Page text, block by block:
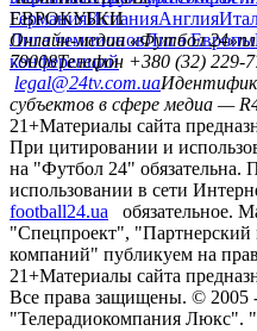
ГерманияИспанияАнглия
ЕВРОКУБКИ
Лига чемпионовЛига Европы
конференций
Онлайн-медиа «Футбол 24»
79008Телефон +380 (32) 229-
legal@24tv.com.ua
субъектов в сфере медиа —
21+Материалы сайта
При цитировании и
на "Футбол 24" обязательна.
использовании в сети
football24.ua
обязательное.
"Спецпроект",
компаний" публикуем на
21+Материалы сайта
Все права защищены. © 2005
"Телерадиокомпания Люкс".